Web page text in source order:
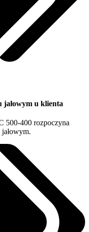
jałowym u klienta
500-400 rozpoczyna